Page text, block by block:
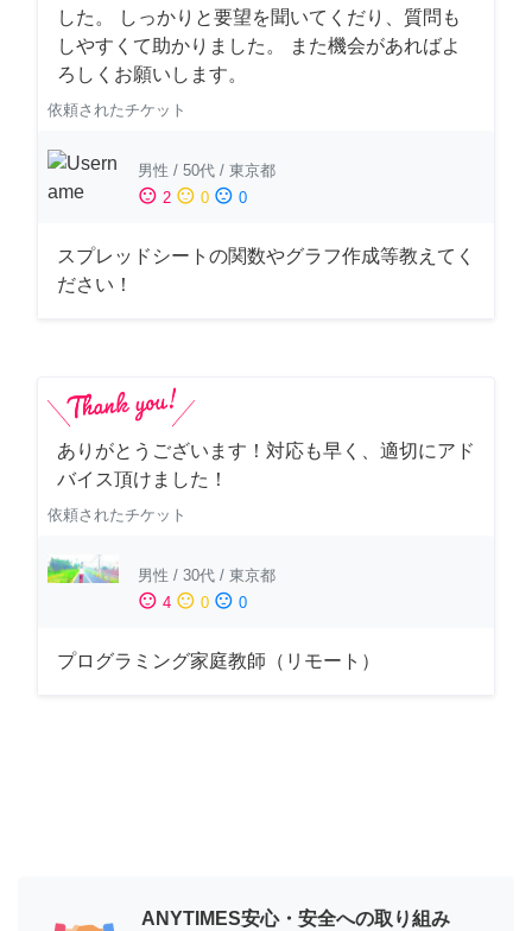
した。 しっかりと要望を聞いてくだり、質問も
しやすくて助かりました。 また機会があればよ
ろしくお願いします。
依頼されたチケット
男性 / 50代 / 東京都
sentiment_satisfied 2 sentiment_neutral 0 sentiment_dissatisfied 0
スプレッドシートの関数やグラフ作成等教えてく
ださい！
ありがとうございます！対応も早く、適切にアド
バイス頂けました！
依頼されたチケット
男性 / 30代 / 東京都
sentiment_satisfied 4 sentiment_neutral 0 sentiment_dissatisfied 0
プログラミング家庭教師（リモート）
ANYTIMES安心・安全への取り組み